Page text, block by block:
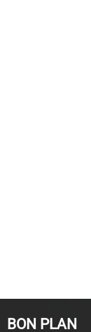
BON PLAN